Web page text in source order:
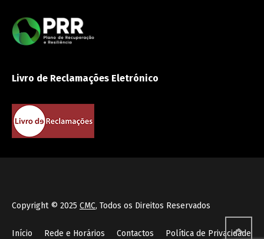
Livro de Reclamações Eletrónico
Copyright © 2025 CMC, Todos os Direitos Reservados
Início Rede e Horários Contactos Política de Privacidade